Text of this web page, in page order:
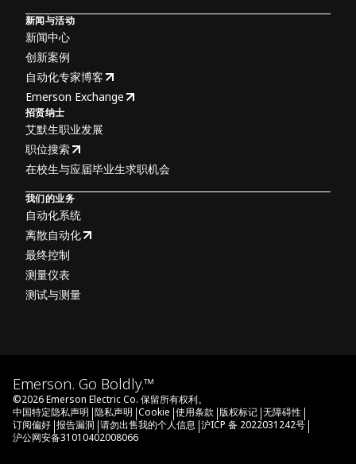
新闻与活动
新闻中心
创新案例
自动化专家博客
Emerson Exchange
招贤纳士
艾默生职业发展
职位搜索
在校生与应届毕业生求职机会
我们的业务
自动化系统
离散自动化
最终控制
测量仪表
测试与测量
Emerson. Go Boldly.™
©2026Emerson Electric Co. 保留所有权利。
中国特定隐私声明 |隐私声明 |Cookie |使用条款 |版权标记 |无障碍性 |
订阅偏好 |报告漏洞 |请勿出售我的个人信息 |沪ICP 备 2022031242号 |
沪公网安备31010402008066